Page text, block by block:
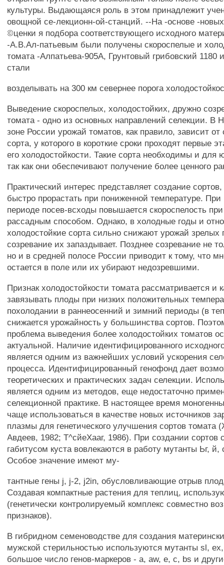
культуры. Выдающаяся роль в этом принадлежит
овощной се-лекционн-ой-станций. --На -основе -
©ценки я подбора соответствующего исходного
-А.В.Ал-патьевым были получены скороспелые и
томата -Алпатьева-905А, Грунтовый грибовский 1180
стали
возделывать на 300 км севернее порога
Выведение скороспелых, холодостойких, дружно
томата - одно из основных направлений селекции. В
зоне России урожай томатов, как правило, зависит от
сорта, у которого в короткие сроки проходят первые
его холодостойкости. Такие сорта необходимы и для
так как они обеспечивают получение более ценного
Практический интерес представляет создание
быстро прорастать при пониженной температуре. При
периоде посев-всходы повышается скороспелость
рассадным способом. Однако, в холодные годы и
холодостойкие сорта сильно снижают урожай зрелых
созревание их запаздывает. Позднее созревание не
но и в средней полосе России приводит к тому, что
остается в поле или их убирают недозревшими.
Признак холодостойкости томата рассматривается и
завязывать плоды при низких положительных
похолодании в раннеосенний и зимний периоды (в
снижается урожайность у большинства сортов.
проблема выведения более холодостойких томатов
актуальной. Наличие идентифицированного
является одним из важнейших условий ускорения
процесса. Идентифицированный генофонд дает
теоретических и практических задач селекции.
является одним из методов, еще недостаточно
селекционной практике. В настоящее время
чаще использоваться в качестве новых источников
плазмы для генетического улучшения сортов томата
Авдеев, 1982; Т^сйеХааг, 1986). При создании сортов
габитусом куста вовлекаются в работу мутанты Ьг, й,
Особое значение имеют му-
тантные гены j, j-2, j2in, обусловливающие отрыв
Создавая компактные растения для теплиц,
(генетически контролируемый комплекс совместно
признаков).
В гибридном семеноводстве для создания
мужской стерильностью используются мутанты sl,
большое число генов-маркеров - a, aw, е, с, bs и